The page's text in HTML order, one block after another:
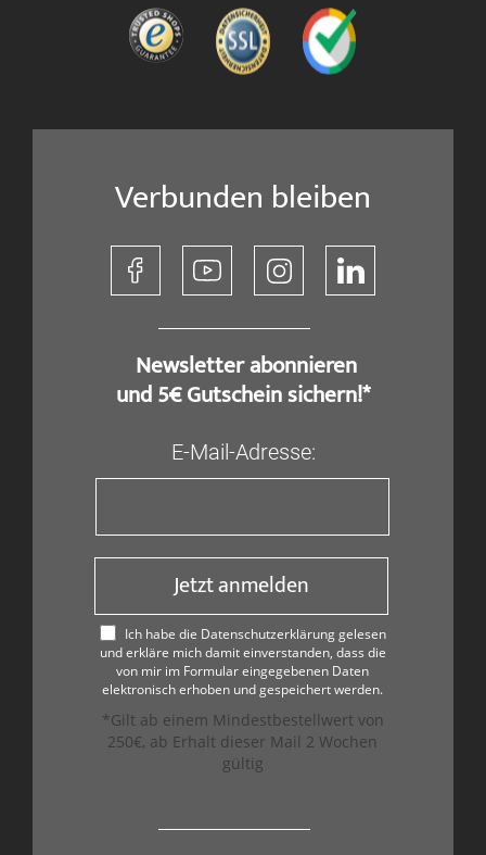
Verbunden bleiben
​ Newsletter abonnieren
und 5€ Gutschein sichern!*
E-Mail-Adresse:
Jetzt anmelden
Ich habe die Datenschutzerklärung gelesen
und erkläre mich damit einverstanden, dass die
von mir im Formular eingegebenen Daten
elektronisch erhoben und gespeichert werden.
*Gilt ab einem Mindestbestellwert von
250€, ab Erhalt dieser Mail 2 Wochen
gültig